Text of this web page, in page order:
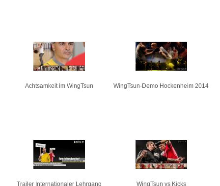
Achtsamkeit im WingTsun WingTsun-Demo Hockenheim 2014
Trailer Internationaler Lehrgang WingTsun vs Kicks